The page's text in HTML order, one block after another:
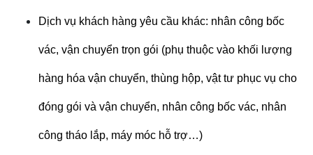
Dịch vụ khách hàng yêu cầu khác: nhân công bốc
vác, vận chuyển trọn gói (phụ thuộc vào khối lượng
hàng hóa vận chuyển, thùng hộp, vật tư phục vụ cho
đóng gói và vận chuyển, nhân công bốc vác, nhân
công tháo lắp, máy móc hỗ trợ…)